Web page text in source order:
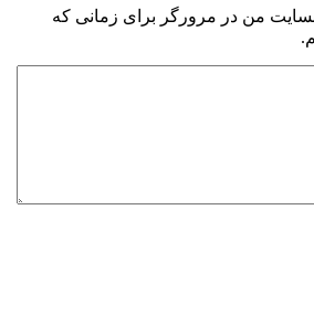
من در مرورگر برای زمانی که